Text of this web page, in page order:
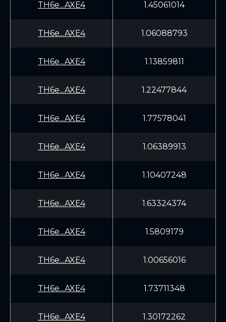
TH6e...AXE4 1.45061014
TH6e...AXE4 1.06088793
TH6e...AXE4 1.13859811
TH6e...AXE4 1.22477844
TH6e...AXE4 1.77578041
TH6e...AXE4 1.06389913
TH6e...AXE4 1.10407248
TH6e...AXE4 1.63324374
TH6e...AXE4 1.5809179
TH6e...AXE4 1.00656016
TH6e...AXE4 1.73711348
TH6e...AXE4 1.30172262